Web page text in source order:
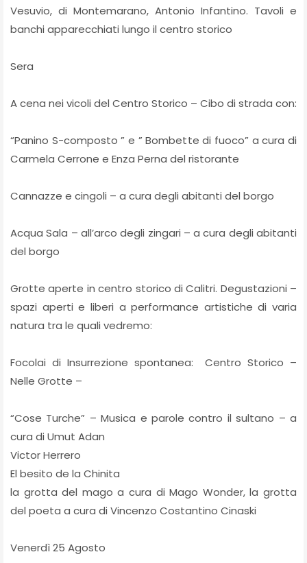
Vesuvio, di Montemarano, Antonio Infantino. Tavoli e
banchi apparecchiati lungo il centro storico
Sera
A cena nei vicoli del Centro Storico – Cibo di strada con:
“Panino S-composto ” e ” Bombette di fuoco” a cura di
Carmela Cerrone e Enza Perna del ristorante
Cannazze e cingoli – a cura degli abitanti del borgo
Acqua Sala – all’arco degli zingari – a cura degli abitanti
del borgo
Grotte aperte in centro storico di Calitri. Degustazioni –
spazi aperti e liberi a performance artistiche di varia
natura tra le quali vedremo:
Focolai di Insurrezione spontanea: Centro Storico –
Nelle Grotte –
“Cose Turche” – Musica e parole contro il sultano – a
cura di Umut Adan
Victor Herrero
El besito de la Chinita
la grotta del mago a cura di Mago Wonder, la grotta
del poeta a cura di Vincenzo Costantino Cinaski
Venerdì 25 Agosto